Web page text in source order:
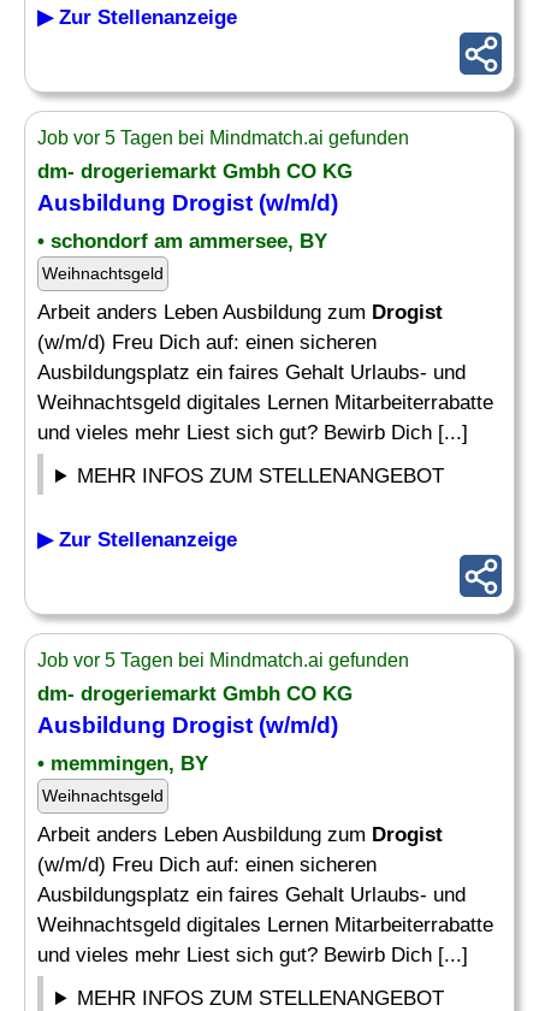
▶ Zur Stellenanzeige
Job vor 5 Tagen bei Mindmatch.ai gefunden
dm- drogeriemarkt Gmbh CO KG
Ausbildung Drogist (w/m/d)
• schondorf am ammersee, BY
Weihnachtsgeld
Arbeit anders Leben Ausbildung zum Drogist
(w/m/d) Freu Dich auf: einen sicheren
Ausbildungsplatz ein faires Gehalt Urlaubs- und
Weihnachtsgeld digitales Lernen Mitarbeiterrabatte
und vieles mehr Liest sich gut? Bewirb Dich [...]
MEHR INFOS ZUM STELLENANGEBOT
▶ Zur Stellenanzeige
Job vor 5 Tagen bei Mindmatch.ai gefunden
dm- drogeriemarkt Gmbh CO KG
Ausbildung Drogist (w/m/d)
• memmingen, BY
Weihnachtsgeld
Arbeit anders Leben Ausbildung zum Drogist
(w/m/d) Freu Dich auf: einen sicheren
Ausbildungsplatz ein faires Gehalt Urlaubs- und
Weihnachtsgeld digitales Lernen Mitarbeiterrabatte
und vieles mehr Liest sich gut? Bewirb Dich [...]
MEHR INFOS ZUM STELLENANGEBOT